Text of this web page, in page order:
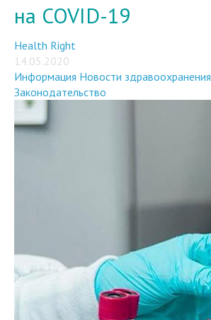
на COVID-19
Health Right
14.05.2020
Информация Новости здравоохранения
Законодательство